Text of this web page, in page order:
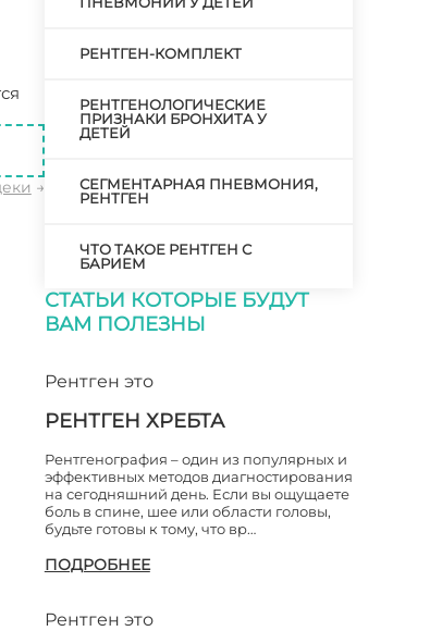
→
РЕНТГЕН-КОМПЛЕКТ
РЕНТГЕНОЛОГИЧЕСКИЕ
ПРИЗНАКИ БРОНХИТА У
ДЕТЕЙ
СЕГМЕНТАРНАЯ ПНЕВМОНИЯ,
РЕНТГЕН
ЧТО ТАКОЕ РЕНТГЕН С
БАРИЕМ
СТАТЬИ КОТОРЫЕ БУДУТ
ВАМ ПОЛЕЗНЫ
Рентген это
РЕНТГЕН ХРЕБТА
Рентгенография – один из популярных и
эффективных методов диагностирования
на сегодняшний день. Если вы ощущаете
боль в спине, шее или области головы,
будьте готовы к тому, что вр…
ПОДРОБНЕЕ
Рентген это